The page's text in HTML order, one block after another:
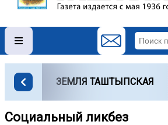
ЗЕМЛЯ ТАШТЫПСКАЯ
Социальный ликбез